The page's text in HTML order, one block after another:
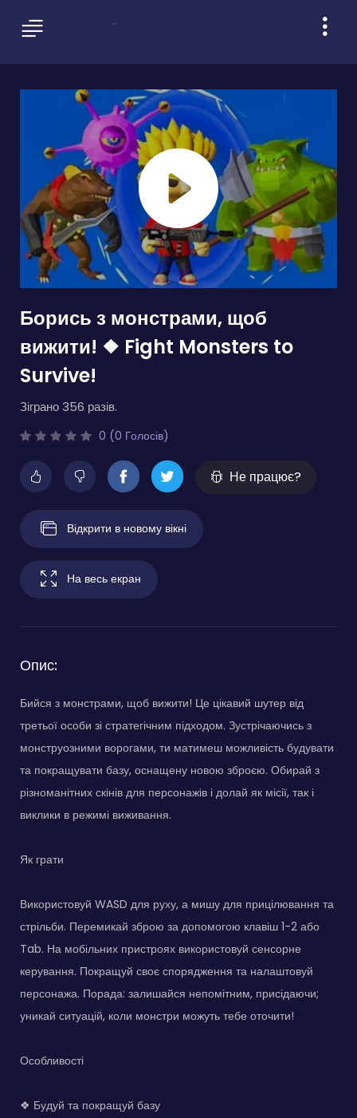
Борись з монстрами, щоб
вижити! ❖ Fight Monsters to
Survive!
Зіграно 356 разів.
0 (0 Голосів)
Не працює?
Відкрити в новому вікні
На весь екран
Опис:
Бийся з монстрами, щоб вижити! Це цікавий шутер від
третьої особи зі стратегічним підходом. Зустрічаючись з
монструозними ворогами, ти матимеш можливість будувати
та покращувати базу, оснащену новою зброєю. Обирай з
різноманітних скінів для персонажів і долай як місії, так і
виклики в режимі виживання.
Як грати
Використовуй WASD для руху, а мишу для прицілювання та
стрільби. Перемикай зброю за допомогою клавіш 1-2 або
Tab. На мобільних пристроях використовуй сенсорне
керування. Покращуй своє спорядження та налаштовуй
персонажа. Порада: залишайся непомітним, присідаючи;
уникай ситуацій, коли монстри можуть тебе оточити!
Особливості
❖ Будуй та покращуй базу